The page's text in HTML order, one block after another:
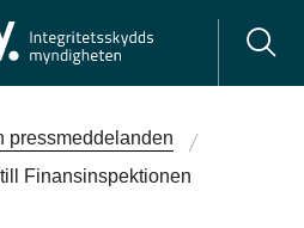
pressmeddelanden
Finansinspektionen